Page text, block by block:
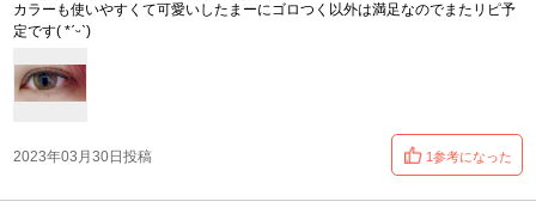
カラーも使いやすくて可愛いしたまーにゴロつく以外は満足なのでまたリピ予
定です( *ˊᵕˋ)
2023年03月30日投稿 1参考になった